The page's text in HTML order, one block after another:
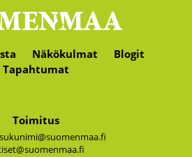
Näkökulmat
Blogit
Tapahtumat
Toimitus